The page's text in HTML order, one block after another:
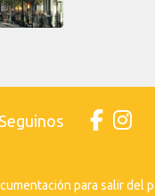
Seguinos
para salir del